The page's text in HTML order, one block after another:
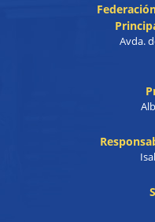
Avda.